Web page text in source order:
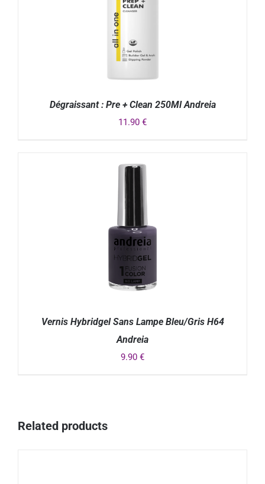
Dégraissant : Pre + Clean 250Ml Andreia
11.90 €
Vernis Hybridgel Sans Lampe Bleu/Gris H64
Andreia
9.90 €
Related products